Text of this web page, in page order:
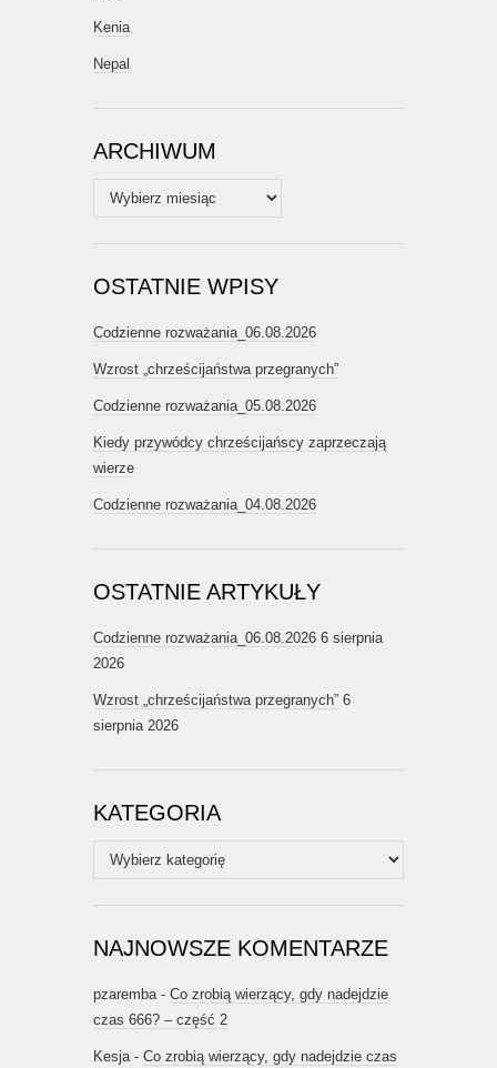
Kenia
Nepal
ARCHIWUM
Archiwum
OSTATNIE WPISY
Codzienne rozważania_06.08.2026
Wzrost „chrześcijaństwa przegranych”
Codzienne rozważania_05.08.2026
Kiedy przywódcy chrześcijańscy zaprzeczają
wierze
Codzienne rozważania_04.08.2026
OSTATNIE ARTYKUŁY
Codzienne rozważania_06.08.2026 6 sierpnia
2026
Wzrost „chrześcijaństwa przegranych” 6
sierpnia 2026
KATEGORIA
Kategoria
NAJNOWSZE KOMENTARZE
pzaremba - Co zrobią wierzący, gdy nadejdzie
czas 666? – część 2
Kesja - Co zrobią wierzący, gdy nadejdzie czas